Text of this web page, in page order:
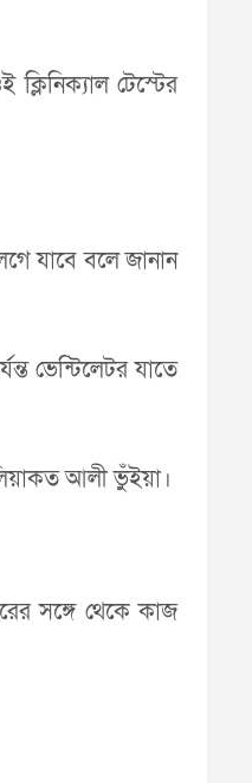
টেস্টের
যাবে বলে জানান
ভেন্টিলেটর যাতে
আলী ভুঁইয়া।
সঙ্গে থেকে কাজ